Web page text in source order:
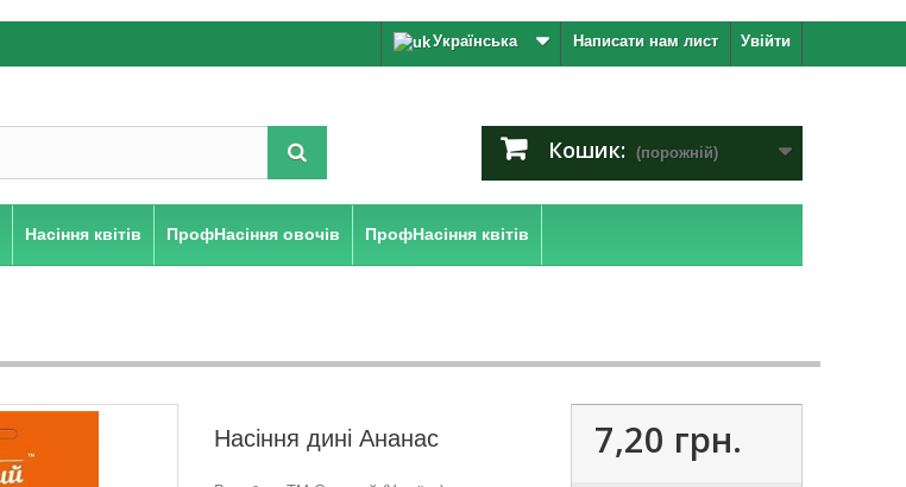
Увійти
Написати нам лист
Українська
Кошик: (порожній)
Насіння квітів ПрофНасіння овочів ПрофНасіння квітів
Насіння дині Ананас 7,20 грн.